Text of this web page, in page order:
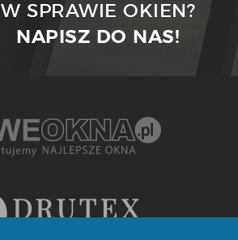
W SPRAWIE OKIEN?
NAPISZ DO NAS!